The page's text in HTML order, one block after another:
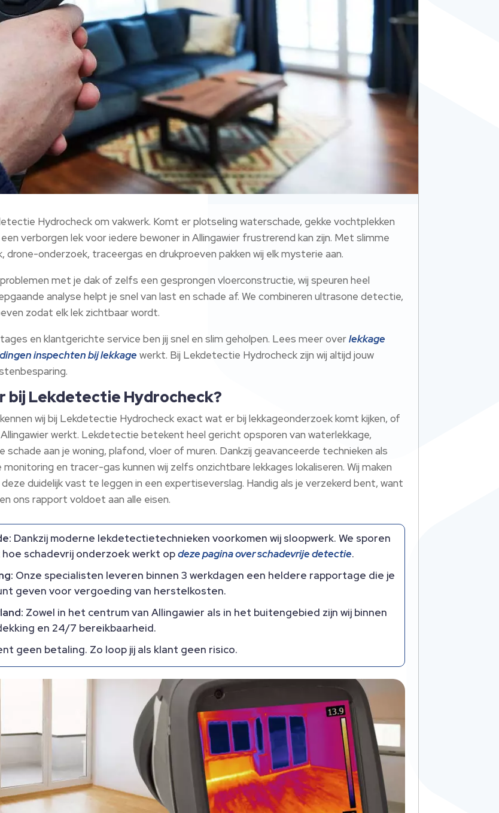
Hydrocheck om vakwerk.​ Komt er plotseling waterschade, gekke vochtplekken
verborgen lek voor iedere bewoner in Allingawier frustrerend kan zijn.​ Met slimme
onderzoek, traceergas en drukproeven pakken wij elk mysterie aan.​
met je dak of zelfs een gesprongen vloerconstructie, wij speuren heel
analyse helpt je snel van last en schade af.​ We combineren ultrasone detectie,
zodat elk lek zichtbaar wordt.​
en klantgerichte service ben jij snel en slim geholpen.​ Lees meer overlekkage
inspechten bij lekkage werkt.​ Bij Lekdetectie Hydrocheck zijn wij altijd jouw
bij Lekdetectie Hydrocheck?
wij bij Lekdetectie Hydrocheck exact wat er bij lekkageonderzoek komt kijken, of
werkt.​ Lekdetectie betekent heel gericht opsporen van waterlekkage,
aan je woning, plafond, vloer of muren.​ Dankzij geavanceerde technieken als
en tracer-gas kunnen wij zelfs onzichtbare lekkages lokaliseren.​ Wij maken
duidelijk vast te leggen in een expertiseverslag.​ Handig als je verzekerd bent, want
ons rapport voldoet aan alle eisen.​
Dankzij moderne lekdetectietechnieken voorkomen wij sloopwerk.​ We sporen
hoe schadevrij onderzoek werkt opdeze pagina over schadevrije detectie.​
Onze specialisten leveren binnen 3 werkdagen een heldere rapportage die je
geven voor vergoeding van herstelkosten.​
Zowel in het centrum van Allingawier als in het buitengebied zijn wij binnen
en 24/7 bereikbaarheid.​
geen betaling.​ Zo loop jij als klant geen risico.​